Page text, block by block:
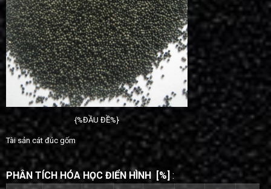
{%ĐẦU ĐỀ%}
Tài sản cát đúc gốm
PHÂN TÍCHHÓA HỌC ĐIỂN HÌNH [%] :